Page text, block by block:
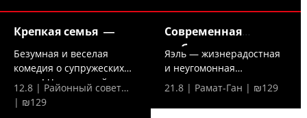
Крепкая семья —
Безумная и веселая
комедия о супружеских
парах! Что произойдет,...
12.8 | Районный совет…
| ₪129
Современная
любовь —
Яэль — жизнерадостная
и неугомонная
холостячка — решает,
что...
21.8 | Рамат-Ган | ₪129